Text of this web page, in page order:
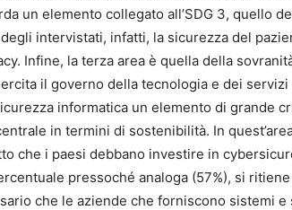
un elemento collegato all’SDG 3, quello
intervistati, infatti, la sicurezza del
Infine, la terza area è quella della
il governo della tecnologia e dei
informatica un elemento di grande
in termini di sostenibilità. In
che i paesi debbano investire in
pressoché analoga (57%), si
che le aziende che forniscono sistemi